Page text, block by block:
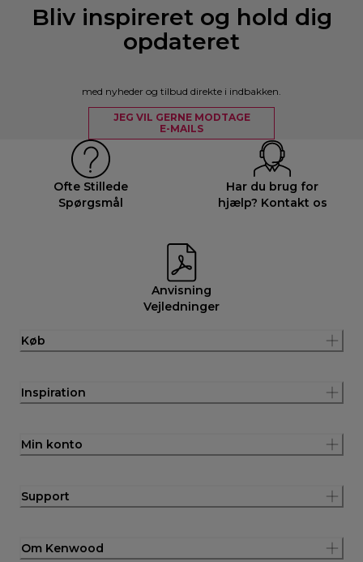
Bliv inspireret og hold dig
opdateret
med nyheder og tilbud direkte i indbakken.
JEG VIL GERNE MODTAGE
E-MAILS
Ofte Stillede
Spørgsmål
Har du brug for
hjælp? Kontakt os
Anvisning
Vejledninger
Køb
Inspiration
Min konto
Support
Om Kenwood